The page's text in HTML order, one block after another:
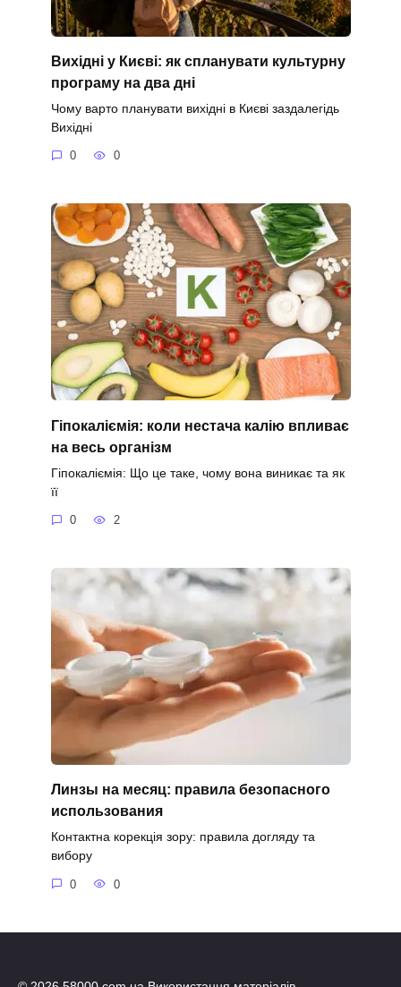
Вихідні у Києві: як спланувати культурну
програму на два дні
Чому варто планувати вихідні в Києві заздалегідь
Вихідні
0 0
Гіпокаліємія: коли нестача калію впливає
на весь організм
Гіпокаліємія: Що це таке, чому вона виникає та як
її
0 2
Линзы на месяц: правила безопасного
использования
Контактна корекція зору: правила догляду та
вибору
0 0